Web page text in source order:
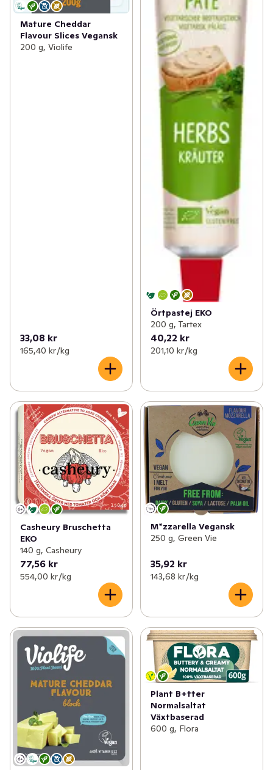
Mature Cheddar
Flavour Slices Vegansk
200 g, Violife
33,08 kr
165,40 kr /kg
Örtpastej EKO
200 g, Tartex
40,22 kr
201,10 kr /kg
Casheury Bruschetta
EKO
140 g, Casheury
77,56 kr
554,00 kr /kg
M*zzarella Vegansk
250 g, Green Vie
35,92 kr
143,68 kr /kg
Plant B+tter
Normalsaltat
Växtbaserad
600 g, Flora